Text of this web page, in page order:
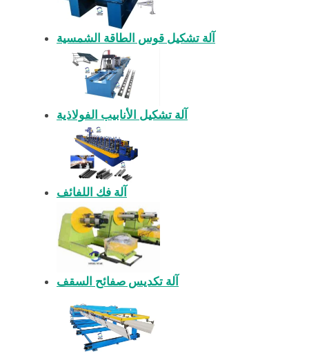
آلة تشكيل قوس الطاقة الشمسية
آلة تشكيل الأنابيب الفولاذية
آلة فك اللفائف
آلة تكديس صفائح السقف